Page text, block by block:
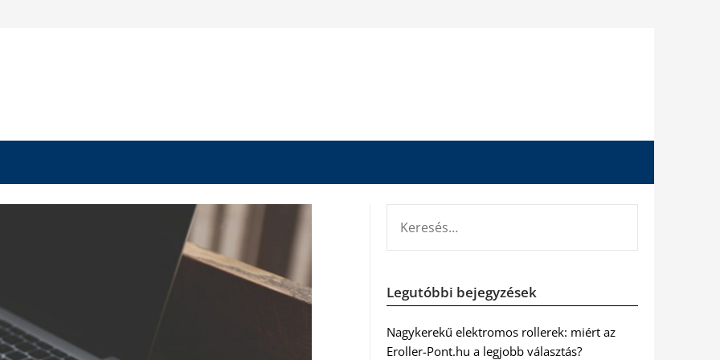
Legutóbbi bejegyzések
Nagykerekű elektromos rollerek: miért az
Eroller-Pont.hu a legjobb választás?